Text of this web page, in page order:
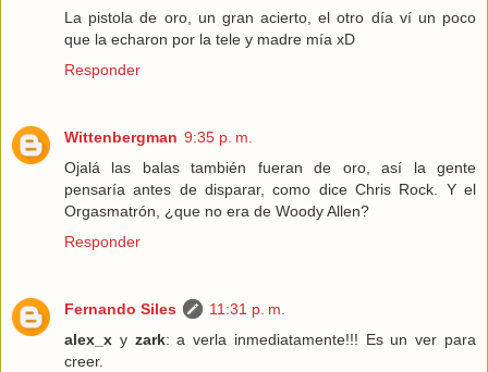
La pistola de oro, un gran acierto, el otro día ví un poco
que la echaron por la tele y madre mía xD
Responder
Wittenbergman 9:35 p. m.
Ojalá las balas también fueran de oro, así la gente
pensaría antes de disparar, como dice Chris Rock. Y el
Orgasmatrón, ¿que no era de Woody Allen?
Responder
Fernando Siles
11:31 p. m.
alex_x y zark: a verla inmediatamente!!! Es un ver para
creer.